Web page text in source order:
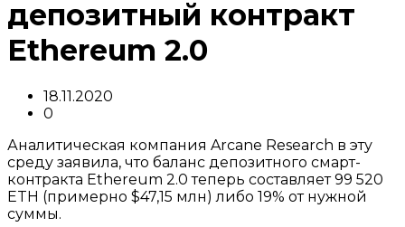
депозитный контракт
Ethereum 2.0
18.11.2020
0
Аналитическая компания Arcane Research в эту
среду заявила, что баланс депозитного смарт-
контракта Ethereum 2.0 теперь составляет 99 520
ETH (примерно $47,15 млн) либо 19% от нужной
суммы.